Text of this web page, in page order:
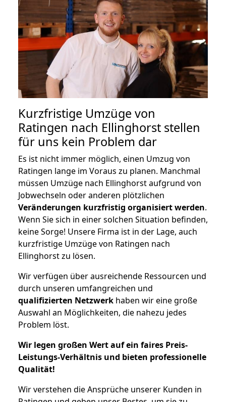
Kurzfristige Umzüge von
Ratingen nach Ellinghorst stellen
für uns kein Problem dar
Es ist nicht immer möglich, einen Umzug von
Ratingen lange im Voraus zu planen. Manchmal
müssen Umzüge nach Ellinghorst aufgrund von
Jobwechseln oder anderen plötzlichen
Veränderungen kurzfristig organisiert werden.
Wenn Sie sich in einer solchen Situation befinden,
keine Sorge! Unsere Firma ist in der Lage, auch
kurzfristige Umzüge von Ratingen nach
Ellinghorst zu lösen.
Wir verfügen über ausreichende Ressourcen und
durch unseren umfangreichen und
qualifizierten Netzwerk haben wir eine große
Auswahl an Möglichkeiten, die nahezu jedes
Problem löst.
Wir legen großen Wert auf ein faires Preis-
Leistungs-Verhältnis und bieten professionelle
Qualität!
Wir verstehen die Ansprüche unserer Kunden in